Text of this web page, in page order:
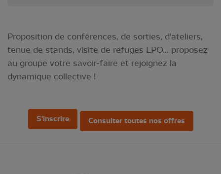
Proposition de conférences, de sorties, d'ateliers,
tenue de stands, visite de refuges LPO... proposez
au groupe votre savoir-faire et rejoignez la
dynamique collective !
S'inscrire Consulter toutes nos offres